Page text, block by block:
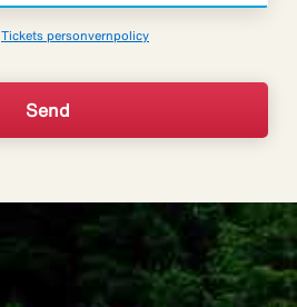
Tickets personvernpolicy